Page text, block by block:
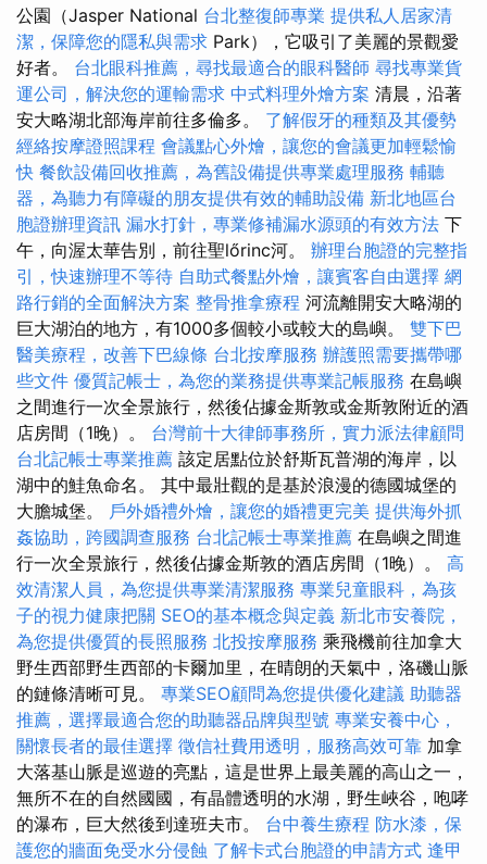
公園（Jasper National 台北整復師專業 提供私人居家清
潔，保障您的隱私與需求 Park），它吸引了美麗的景觀愛
好者。 台北眼科推薦，尋找最適合的眼科醫師 尋找專業貨
運公司，解決您的運輸需求 中式料理外燴方案 清晨，沿著
安大略湖北部海岸前往多倫多。 了解假牙的種類及其優勢
經絡按摩證照課程 會議點心外燴，讓您的會議更加輕鬆愉
快 餐飲設備回收推薦，為舊設備提供專業處理服務 輔聽
器，為聽力有障礙的朋友提供有效的輔助設備 新北地區台
胞證辦理資訊 漏水打針，專業修補漏水源頭的有效方法 下
午，向渥太華告別，前往聖lőrinc河。 辦理台胞證的完整指
引，快速辦理不等待 自助式餐點外燴，讓賓客自由選擇 網
路行銷的全面解決方案 整骨推拿療程 河流離開安大略湖的
巨大湖泊的地方，有1000多個較小或較大的島嶼。 雙下巴
醫美療程，改善下巴線條 台北按摩服務 辦護照需要攜帶哪
些文件 優質記帳士，為您的業務提供專業記帳服務 在島嶼
之間進行一次全景旅行，然後佔據金斯敦或金斯敦附近的酒
店房間（1晚）。 台灣前十大律師事務所，實力派法律顧問
台北記帳士專業推薦 該定居點位於舒斯瓦普湖的海岸，以
湖中的鮭魚命名。 其中最壯觀的是基於浪漫的德國城堡的
大膽城堡。 戶外婚禮外燴，讓您的婚禮更完美 提供海外抓
姦協助，跨國調查服務 台北記帳士專業推薦 在島嶼之間進
行一次全景旅行，然後佔據金斯敦的酒店房間（1晚）。 高
效清潔人員，為您提供專業清潔服務 專業兒童眼科，為孩
子的視力健康把關 SEO的基本概念與定義 新北市安養院，
為您提供優質的長照服務 北投按摩服務 乘飛機前往加拿大
野生西部野生西部的卡爾加里，在晴朗的天氣中，洛磯山脈
的鏈條清晰可見。 專業SEO顧問為您提供優化建議 助聽器
推薦，選擇最適合您的助聽器品牌與型號 專業安養中心，
關懷長者的最佳選擇 徵信社費用透明，服務高效可靠 加拿
大落基山脈是巡遊的亮點，這是世界上最美麗的高山之一，
無所不在的自然國國，有晶體透明的水湖，野生峽谷，咆哮
的瀑布，巨大然後到達班夫市。 台中養生療程 防水漆，保
護您的牆面免受水分侵蝕 了解卡式台胞證的申請方式 逢甲